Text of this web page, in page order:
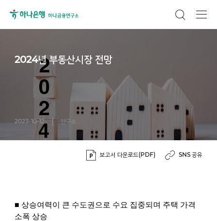
2024년 부동산시장 전망
2023-10-12 연구소
보고서 다운로드(PDF) SNS 공유
■ 상승여력이 큰 수도권으로 수요 집중되며 주택 가격
소폭 상승